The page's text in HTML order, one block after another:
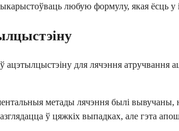
любую формулу, якая ёсць у
для лячэння атручвання
метады лячэння былі вывучаны,
ў цяжкіх выпадках, але гэта